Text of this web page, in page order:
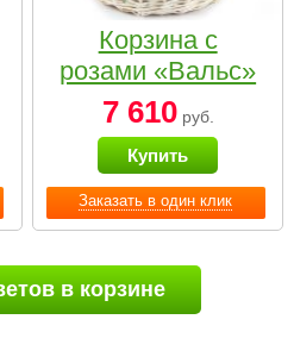
Заказать в один клик
Корзина с
розами «Вальс»
7 610руб.
Купить
в корзине